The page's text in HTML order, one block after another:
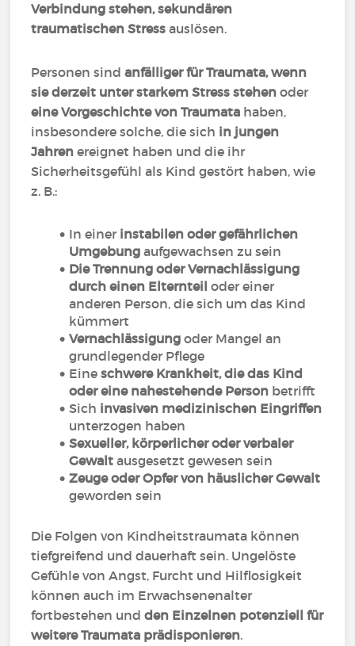
Verbindung stehen, sekundären
traumatischen Stressauslösen.
Personen sindanfälliger für Traumata, wenn
sie derzeit unter starkem Stress stehenoder
eine Vorgeschichte von Traumata haben,
insbesondere solche, die sich in jungen
Jahrenereignet haben und die ihr
Sicherheitsgefühl als Kind gestört haben, wie
z. B.:
In einer instabilen oder gefährlichen
Umgebung aufgewachsen zu sein
Die Trennung oder Vernachlässigung
durch einen Elternteiloder einer
anderen Person, die sich um das Kind
kümmert
Vernachlässigung oder Mangel an
grundlegender Pflege
Eineschwere Krankheit, die das Kind
oder eine nahestehende Person betrifft
Sich invasiven medizinischen Eingriffen
unterzogen haben
Sexueller, körperlicher oder verbaler
Gewalt ausgesetzt gewesen sein
Zeuge oder Opfer von häuslicher Gewalt
geworden sein
Die Folgen von Kindheitstraumata können
tiefgreifend und dauerhaft sein. Ungelöste
Gefühle von Angst, Furcht und Hilflosigkeit
können auch im Erwachsenenalter
fortbestehen undden Einzelnen potenziell für
weitere Traumata prädisponieren.